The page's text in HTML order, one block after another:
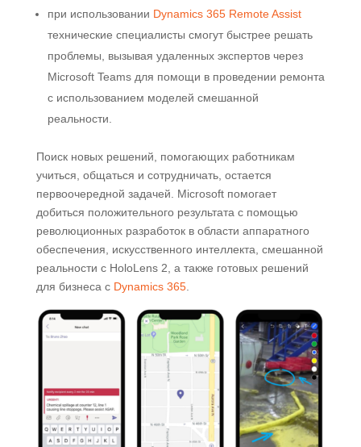
при использовании Dynamics 365 Remote Assist
технические специалисты смогут быстрее решать
проблемы, вызывая удаленных экспертов через
Microsoft Teams для помощи в проведении ремонта
с использованием моделей смешанной
реальности.
Поиск новых решений, помогающих работникам
учиться, общаться и сотрудничать, остается
первоочередной задачей. Microsoft помогает
добиться положительного результата с помощью
революционных разработок в области аппаратного
обеспечения, искусственного интеллекта, смешанной
реальности с HoloLens 2, а также готовых решений
для бизнеса с Dynamics 365.